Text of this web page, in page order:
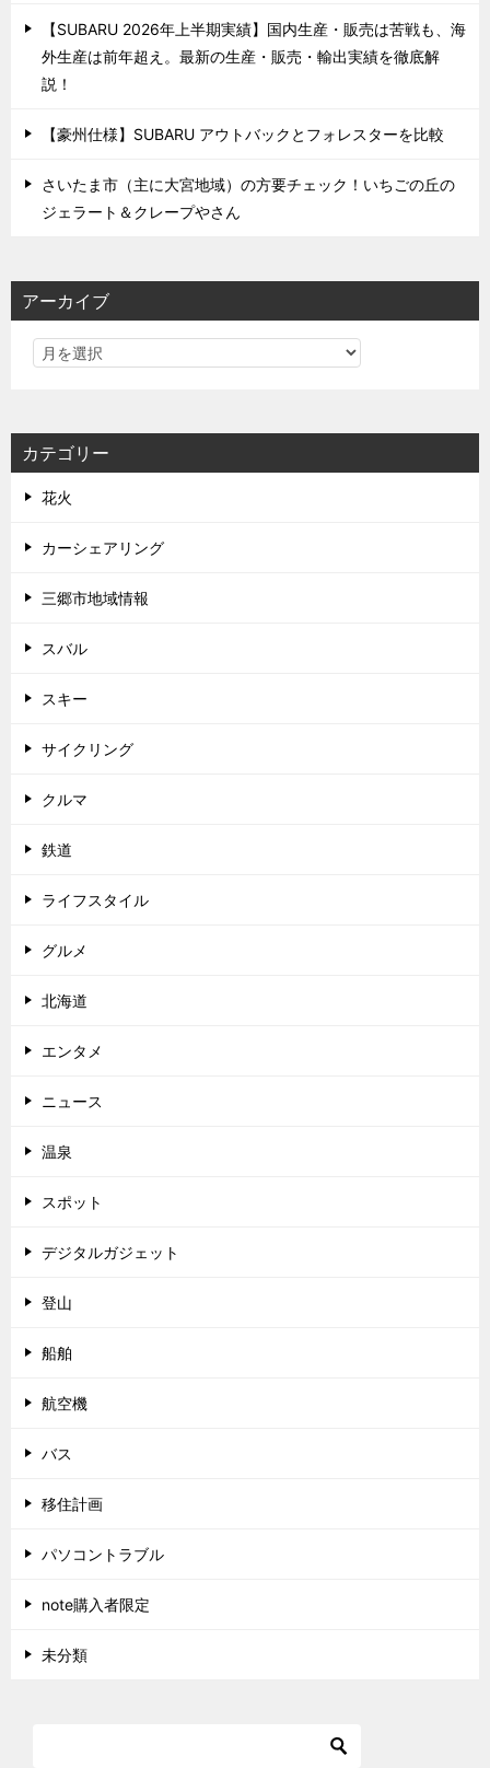
【SUBARU 2026年上半期実績】国内生産・販売は苦戦も、海
外生産は前年超え。最新の生産・販売・輸出実績を徹底解
説！
【豪州仕様】SUBARU アウトバックとフォレスターを比較
さいたま市（主に大宮地域）の方要チェック！いちごの丘の
ジェラート＆クレープやさん
アーカイブ
カテゴリー
花火
カーシェアリング
三郷市地域情報
スバル
スキー
サイクリング
クルマ
鉄道
ライフスタイル
グルメ
北海道
エンタメ
ニュース
温泉
スポット
デジタルガジェット
登山
船舶
航空機
バス
移住計画
パソコントラブル
note購入者限定
未分類